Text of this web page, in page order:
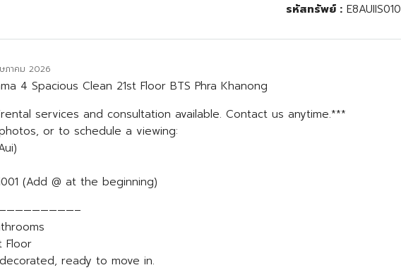
รหัสทรัพย์ : E8AUIIS010
ภาคม 2026
4 Spacious Clean 21st Floor BTS Phra Khanong
services and consultation available. Contact us anytime.***
or to schedule a viewing:
(Add @ at the beginning)
Floor
ready to move in.